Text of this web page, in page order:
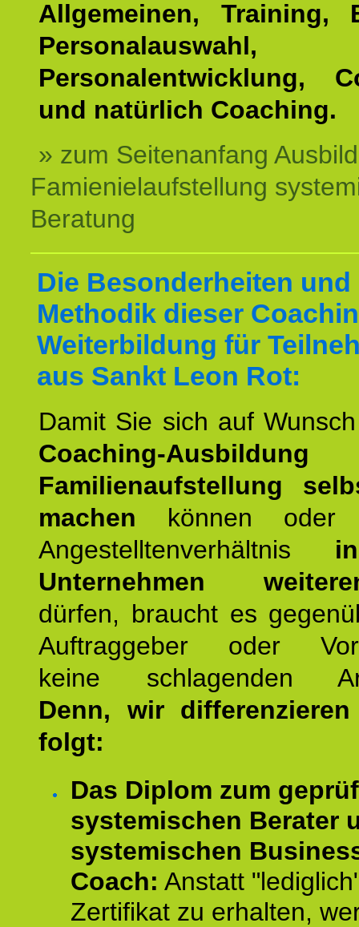
Allgemeinen, Training,
Personalauswahl,
Personalentwicklung,
und natürlich Coaching.
» zum Seitenanfang
Famienielaufstellung
Beratung
Die Besonderheiten und
Methodik dieser
Weiterbildung für
aus Sankt Leon Rot:
Damit Sie sich auf
Coaching-Ausbildung
Familienaufstellung
machen können oder
Angestelltenverhältnis
Unternehmen
dürfen, braucht es
Auftraggeber oder
keine schlagenden
Denn, wir
folgt:
Das Diplom zum
systemischen Berater
systemischen
Coach: Anstatt
Zertifikat zu erhalten,